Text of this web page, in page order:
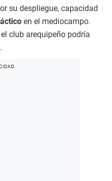
su despliegue, capacidad
en el mediocampo.
club arequipeño podría